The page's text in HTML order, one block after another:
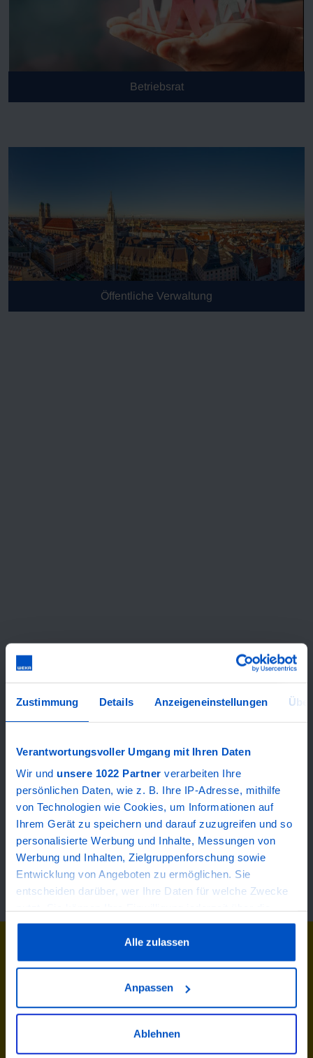
Zustimmung Details Anzeigeneinstellungen
Verantwortungsvoller Umgang mit Ihren Daten
Wir und unsere 1022 Partner verarbeiten Ihre
persönlichen Daten, wie z. B. Ihre IP-Adresse, mithilfe
von Technologien wie Cookies, um Informationen auf
Ihrem Gerät zu speichern und darauf zuzugreifen und so
personalisierte Werbung und Inhalte, Messungen von
Werbung und Inhalten, Zielgruppenforschung sowie
Entwicklung von Angeboten zu ermöglichen. Sie
entscheiden darüber, wer Ihre Daten für welche Zwecke
Cookie-Erklärung oder durch Klicken auf das Privacy
Trigger Symbol ändern oder widerrufen
Informationen über Ihre geografische Lage
erfassen, welche bis auf einige Meter genau sein
Alle zulassen
Anpassen
Ablehnen
Betriebsrat
Öffentliche Verwaltung
Gratis Videotraining:
Pflichtunterweisungen sicher
managen